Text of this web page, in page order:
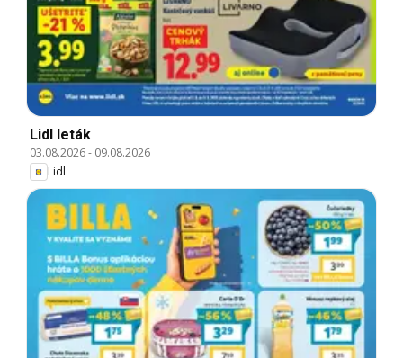
Lidl leták
03.08.2026- 09.08.2026
Lidl